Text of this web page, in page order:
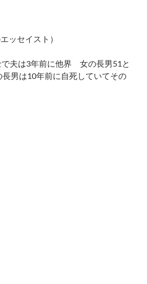
ッセイスト）
は3年前に他界 女の長男51と
は10年前に自死していてその